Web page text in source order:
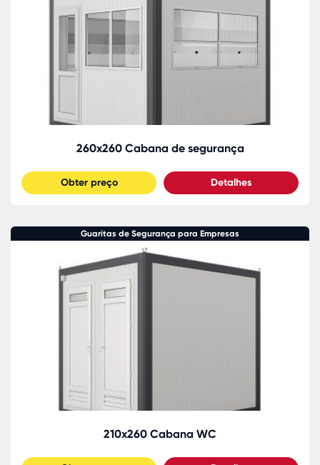
260x260 Cabana de segurança
Obter preço Detalhes
Guaritas de Segurança para Empresas
210x260 Cabana WC